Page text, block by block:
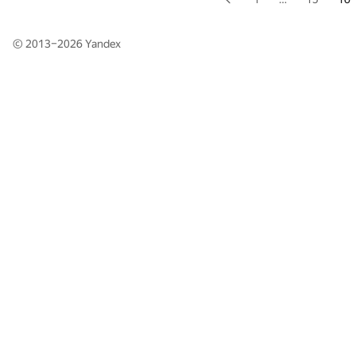
© 2013–2026Yandex